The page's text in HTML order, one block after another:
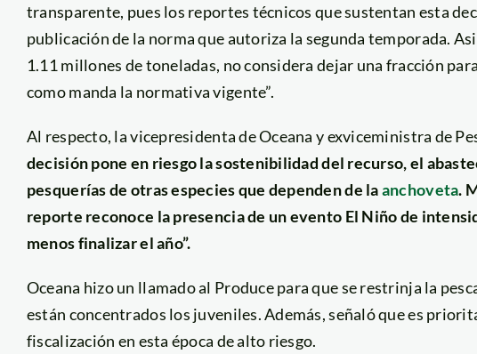
transparente, pues los reportes técnicos que sustentan esta
publicación de la norma que autoriza la segunda temporada.
1.11 millones de toneladas, no considera dejar una fracción
como manda la normativa vigente”.
Al respecto, la vicepresidenta de Oceana y exviceministra de
decisión pone en riesgo la sostenibilidad del recurso, el
pesquerías de otras especies que dependen de laanchoveta.
reporte reconoce la presencia de un evento El Niño de
menos finalizar el año”.
Oceana hizo un llamado al Produce para que se restrinja la
están concentrados los juveniles. Además, señaló que es
fiscalización en esta época de alto riesgo.